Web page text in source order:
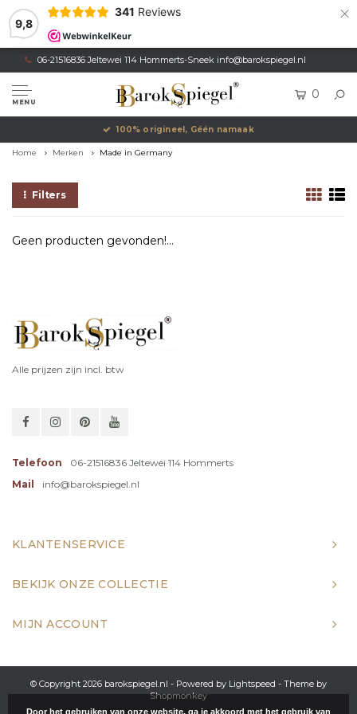
9,8
341 Reviews ×
06-21516836 Jeltewei 114 Hommerts-Sneek info@barokspiegel.nl
MENU
0
100% origineel, Géén namaak
Home Merken Made in Germany
Filters
Geen producten gevonden!...
Alle prijzen zijn incl. btw
Telefoon
06-21516836 Jeltewei 114 Hommerts
Mail
info@barokspiegel.nl
KLANTENSERVICE
BEKIJK ONZE COLLECTIE
MIJN ACCOUNT
© Copyright 2026 barokspiegel.nl - Powered by Lightspeed - Theme by
Shopmonkey
Door het gebruiken van onze website, ga je akkoord met het gebruik van